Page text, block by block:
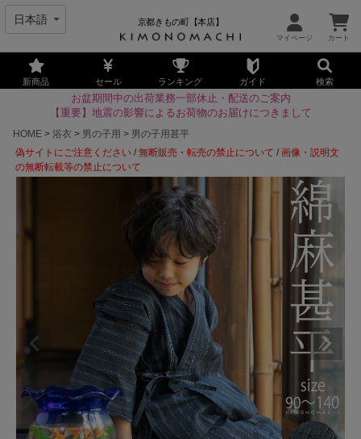
京都きもの町【本店】
新商品 セール ランキング ガイド 検索
お盆期間中の出荷業務一部休止・配送のご案内
【重要】地震の影響によるお荷物のお届けにつきまして
HOME
浴衣 男の子用
男の子用甚平
偽サイトにご注意ください /無断販売・転売の禁止について /画像・説明文
の無断転載等の禁止について